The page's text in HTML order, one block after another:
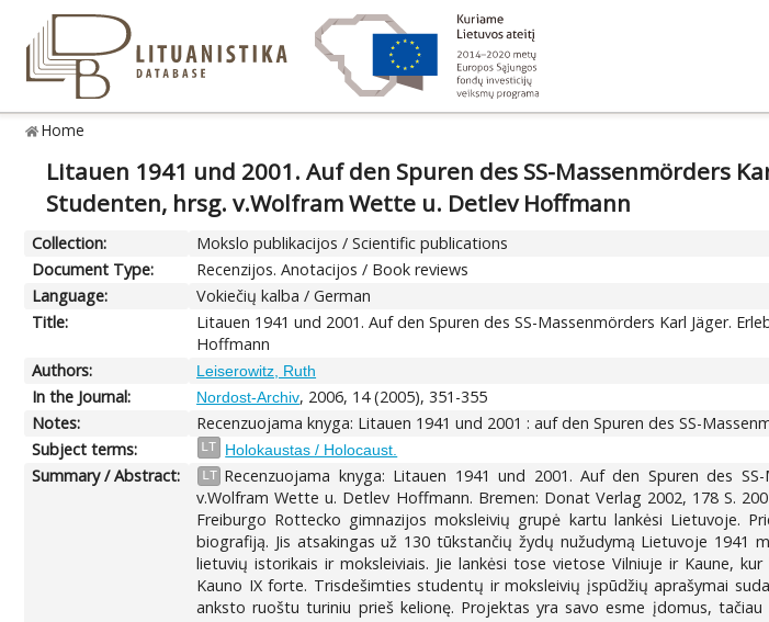
Home
Litauen 1941 und 2001. Auf den Spuren des SS-Massenmörders
Studenten, hrsg. v.Wolfram Wette u. Detlev Hoffmann
Collection:
Mokslo publikacijos / Scientific publications
Document Type:
Recenzijos. Anotacijos / Book reviews
Language:
Vokiečių kalba / German
Title:
Litauen 1941 und 2001. Auf den Spuren des SS-Massenmörders Karl Jäger.
Hoffmann
Authors:
Leiserowitz, Ruth
In the Journal: Nordost-Archiv, 2006, 14 (2005), 351-355
Notes:
Recenzuojama knyga: Litauen 1941 und 2001 : auf den Spuren des SS-
Subject terms:
LT Holokaustas / Holocaust.
Summary / Abstract: LT Recenzuojama knyga: Litauen 1941 und 2001. Auf den Spuren des
v.Wolfram Wette u. Detlev Hoffmann. Bremen: Donat Verlag 2002, 178 S.
Freiburgo Rottecko gimnazijos moksleivių grupė kartu lankėsi Lietuvoje.
biografiją. Jis atsakingas už 130 tūkstančių žydų nužudymą Lietuvoje 1941
lietuvių istorikais ir moksleiviais. Jie lankėsi tose vietose Vilniuje ir Kaune,
Kauno IX forte. Trisdešimties studentų ir moksleivių įspūdžių aprašymai
anksto ruoštu turiniu prieš kelionę. Projektas yra savo esme įdomus,